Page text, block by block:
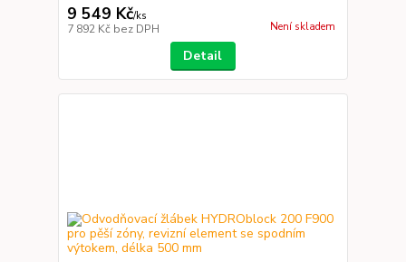
9 549 Kč/ks
7 892 Kč bez DPH Není skladem
Detail